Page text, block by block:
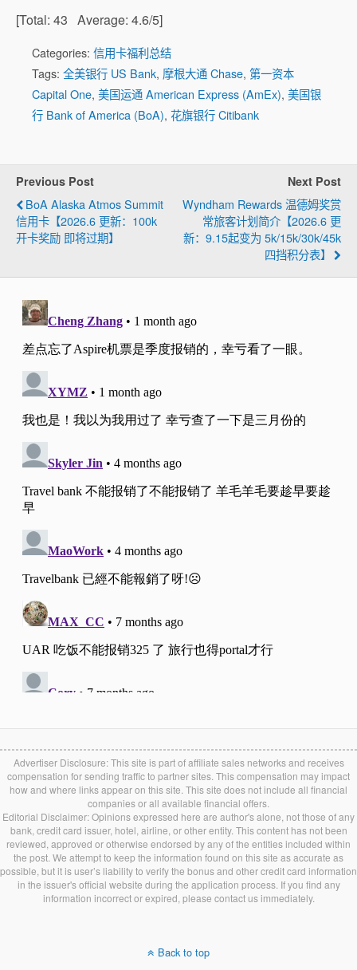
[Total: 43 Average: 4.6/5]
Categories: 信用卡福利总结
Tags: 全美银行 US Bank, 摩根大通 Chase, 第一资本
Capital One, 美国运通 American Express (AmEx), 美国银
行 Bank of America (BoA), 花旗银行 Citibank
Previous Post
BoA Alaska Atmos Summit
信用卡【2026.6 更新：100k
开卡奖励 即将过期】
Next Post
Wyndham Rewards 温德姆奖赏
常旅客计划简介【2026.6 更
新：9.15起变为 5k/15k/30k/45k
四挡积分表】
Advertiser Disclosure: This site is part of affiliate sales networks and receives
compensation for sending traffic to partner sites. This compensation may impact
how and where links appear on this site. This site does not include all financial
companies or all available financial offers.
Editorial Disclaimer: Opinions expressed here are author's alone, not those of any
bank, credit card issuer, hotel, airline, or other entity. This content has not been
reviewed, approved or otherwise endorsed by any of the entities included within
the post. We attempt to keep the information found on this site as accurate as
possible, but it is user’s liability to verify the bonus and other credit card information
in the issuer's official website during the application process. If you find any
information incorrect or expired, please contact us immediately.
Back to top